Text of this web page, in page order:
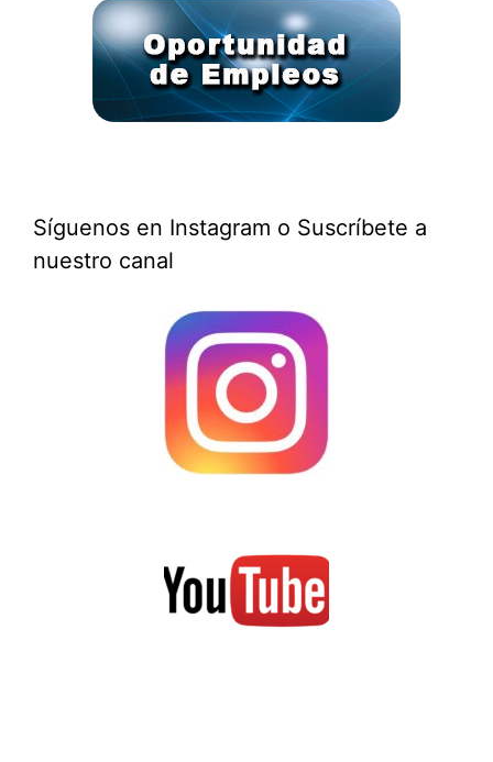
Síguenos en Instagram o Suscríbete a
nuestro canal